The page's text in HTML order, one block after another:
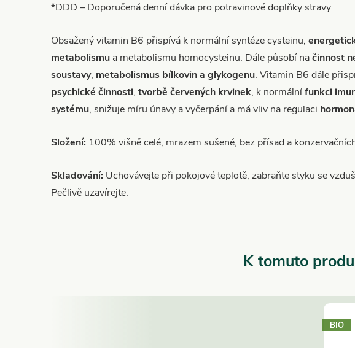
*DDD – Doporučená denní dávka pro potravinové doplňky stravy
Obsažený vitamin B6 přispívá k normální syntéze cysteinu,
metabolismu a metabolismu homocysteinu. Dále působí načinnost
soustavy, metabolismus bílkovin a glykogenu. Vitamin B6 dále
psychické činnosti, tvorbě červených krvinek, k normálnífunkci
systému, snižuje míru únavy a vyčerpání a má vliv na regulaci
Složení: 100% višně celé, mrazem sušené, bez přísad a
Skladování: Uchovávejte při pokojové teplotě, zabraňte styku se
Pečlivě uzavírejte.
K tomuto
BIO